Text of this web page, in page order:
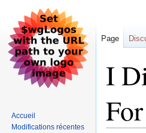
I
Page
Accueil
Modifications récentes